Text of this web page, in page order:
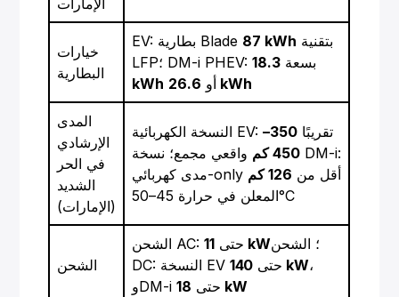
الإمارات
خيارات
البطارية
EV: بطارية Blade 87 kWh
LFP؛ DM-i PHEV: بسعة 18.3
kWh
أو 26.6 kWh
المدى
الإرشادي
في الحر
الشديد
(الإمارات)
النسخة الكهربائية EV: تقريبًا
350–
450 كم
واقعي مجمع؛ نسخة DM-i:
مدى كهربائي-only أقل من 126 كم
المعلن في حرارة 45–50°C
الشحن
الشحن AC: حتى 11 kW؛ الشحن
DC: النسخة EV حتى 140 kW،
وDM-i حتى 18 kW